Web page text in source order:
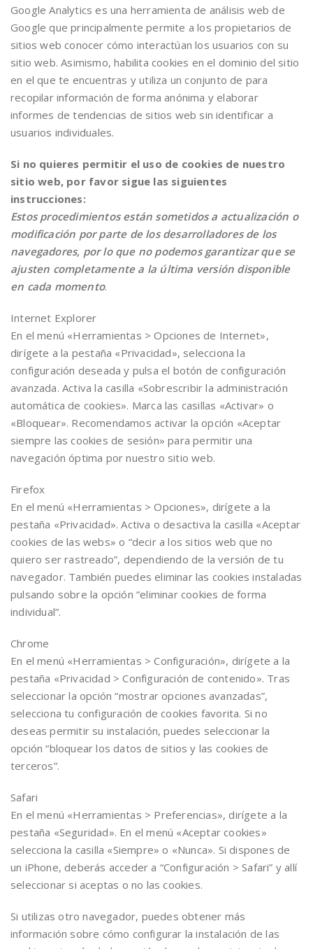
Google Analytics es una herramienta de análisis web de
Google que principalmente permite a los propietarios de
sitios web conocer cómo interactúan los usuarios con su
sitio web. Asimismo, habilita cookies en el dominio del sitio
en el que te encuentras y utiliza un conjunto de para
recopilar información de forma anónima y elaborar
informes de tendencias de sitios web sin identificar a
usuarios individuales.
Si no quieres permitir el uso de cookies de nuestro
sitio web, por favor sigue las siguientes
instrucciones:
Estos procedimientos están sometidos a actualización o
modificación por parte de los desarrolladores de los
navegadores, por lo que no podemos garantizar que se
ajusten completamente a la última versión disponible
en cada momento.
Internet Explorer
En el menú «Herramientas > Opciones de Internet»,
dirígete a la pestaña «Privacidad», selecciona la
configuración deseada y pulsa el botón de configuración
avanzada. Activa la casilla «Sobrescribir la administración
automática de cookies». Marca las casillas «Activar» o
«Bloquear». Recomendamos activar la opción «Aceptar
siempre las cookies de sesión» para permitir una
navegación óptima por nuestro sitio web.
Firefox
En el menú «Herramientas > Opciones», dirígete a la
pestaña «Privacidad». Activa o desactiva la casilla «Aceptar
cookies de las webs» o “decir a los sitios web que no
quiero ser rastreado”, dependiendo de la versión de tu
navegador. También puedes eliminar las cookies instaladas
pulsando sobre la opción “eliminar cookies de forma
individual”.
Chrome
En el menú «Herramientas > Configuración», dirígete a la
pestaña «Privacidad > Configuración de contenido». Tras
seleccionar la opción “mostrar opciones avanzadas”,
selecciona tu configuración de cookies favorita. Si no
deseas permitir su instalación, puedes seleccionar la
opción “bloquear los datos de sitios y las cookies de
terceros”.
Safari
En el menú «Herramientas > Preferencias», dirígete a la
pestaña «Seguridad». En el menú «Aceptar cookies»
selecciona la casilla «Siempre» o «Nunca». Si dispones de
un iPhone, deberás acceder a “Configuración > Safari” y allí
seleccionar si aceptas o no las cookies.
Si utilizas otro navegador, puedes obtener más
información sobre cómo configurar la instalación de las